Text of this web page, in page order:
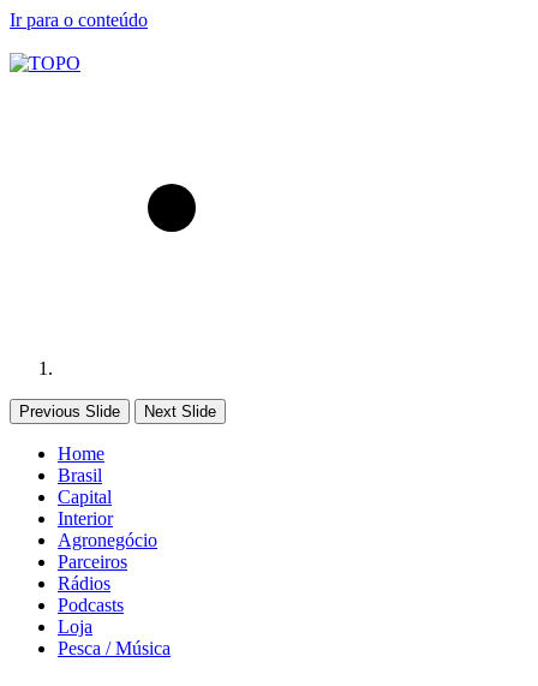
Ir para o conteúdo
Previous Slide Next Slide
Home
Brasil
Capital
Interior
Agronegócio
Parceiros
Rádios
Podcasts
Loja
Pesca / Música